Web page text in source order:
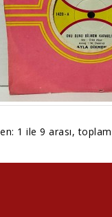
1 ile 9 arası,